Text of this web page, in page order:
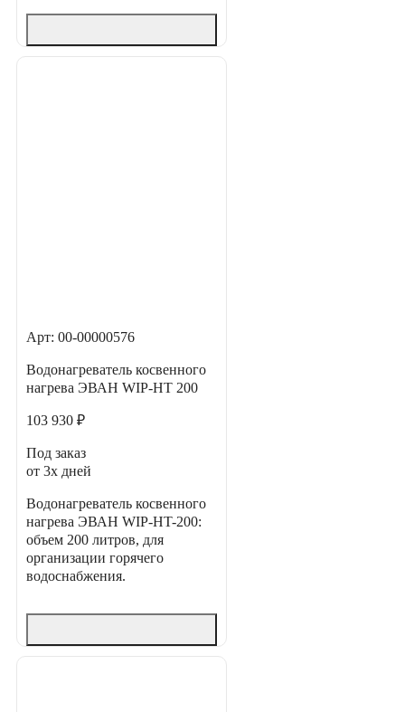
Арт: 00-00000576
Водонагреватель косвенного
нагрева ЭВАН WIP-HT 200
103 930 ₽
Под заказ
от 3х дней
Водонагреватель косвенного
нагрева ЭВАН WIP-HT-200:
объем 200 литров, для
организации горячего
водоснабжения.